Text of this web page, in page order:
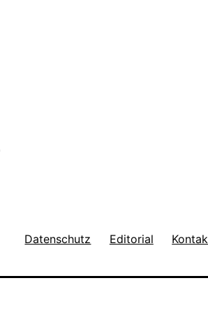
Datenschutz Editorial